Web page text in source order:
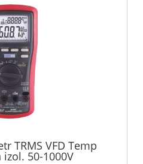
TRMS VFD Temp
50-1000V